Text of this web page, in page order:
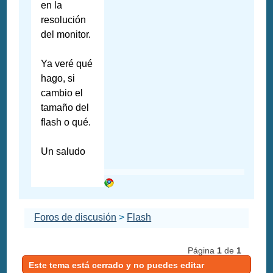
en la
resolución
del monitor.
Ya veré qué
hago, si
cambio el
tamaño del
flash o qué.
Un saludo
Foros de discusión > Flash
Página 1de 1
Este tema está cerrado y no puedes editar